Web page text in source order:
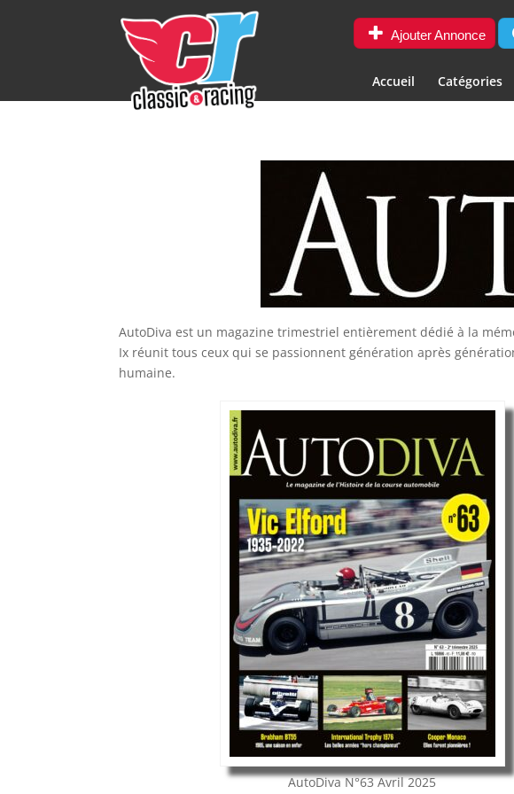
Ajouter Annonce
Accueil Catégories
AutoDiva est un magazine trimestriel entièrement dédié à la
Ix réunit tous ceux qui se passionnent génération après
humaine.
AutoDivaN°63Avril 2025